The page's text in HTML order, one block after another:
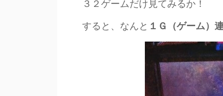
３２ゲームだけ見てみるか！
すると、なんと １Ｇ（ゲーム）